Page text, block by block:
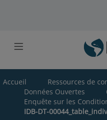
Accueil
Ressources de
Données Ouvertes
Enquête sur les
IDB-DT-